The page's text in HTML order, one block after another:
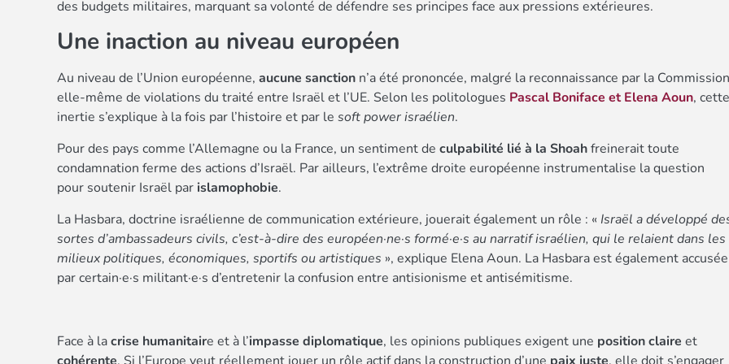
des budgets militaires, marquant sa volonté de défendre ses principes face aux pressions extérieures.
Une inaction au niveau européen
Au niveau de l’Union européenne, aucune sanction n’a été prononcée, malgré la reconnaissance par la Commission
elle-même de violations du traité entre Israël et l’UE. Selon les politologues Pascal Boniface et Elena Aoun, cette
inertie s’explique à la fois par l’histoire et par le soft power israélien.
Pour des pays comme l’Allemagne ou la France, un sentiment de culpabilité lié à la Shoahfreinerait toute
condamnation ferme des actions d’Israël. Par ailleurs, l’extrême droite européenne instrumentalise la question
pour soutenir Israël par islamophobie.
La Hasbara, doctrine israélienne de communication extérieure, jouerait également un rôle : « Israël a développé
sortes d’ambassadeurs civils, c’est-à-dire des européen·ne·s formé·e·s au narratif israélien, qui le relaient dans les
milieux politiques, économiques, sportifs ou artistiques », explique Elena Aoun. La Hasbara est également accusée
par certain·e·s militant·e·s d’entretenir la confusion entre antisionisme et antisémitisme.
Face à lacrise humanitaire et à l’impasse diplomatique, les opinions publiques exigent une position claire et